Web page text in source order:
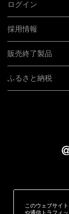
ログイン
採用情報
販売終了製品
ふるさと納税
このウェブサイ
や通信トラフィ